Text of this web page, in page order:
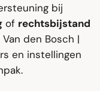
bij
of rechtsbijstand
den Bosch |
en instellingen